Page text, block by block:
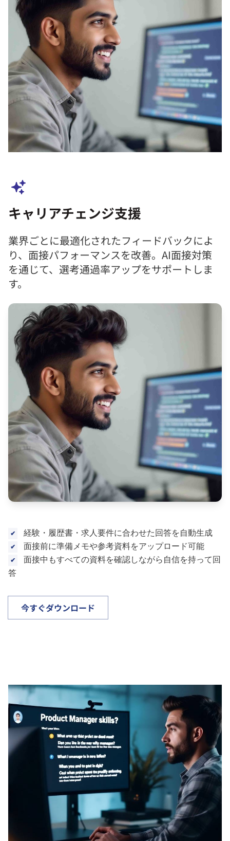
キャリアチェンジ支援
業界ごとに最適化されたフィードバックによ
り、面接パフォーマンスを改善。AI面接対策
を通じて、選考通過率アップをサポートしま
す。
経験・履歴書・求人要件に合わせた回答を自動生成
面接前に準備メモや参考資料をアップロード可能
面接中もすべての資料を確認しながら自信を持って回
答
今すぐダウンロード